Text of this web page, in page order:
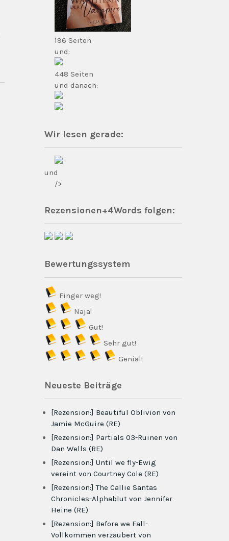
196 Seiten
und:
448 Seiten
und danach:
Wir lesen gerade:
und
/>
Rezensionen+4Words folgen:
Bewertungssystem
Finger weg!
Naja!
Gut!
Sehr gut!
Genial!
Neueste Beiträge
[Rezension:] Beautiful Oblivion von
Jamie McGuire (RE)
[Rezension:] Partials 03-Ruinen von
Dan Wells (RE)
[Rezension:] Until we fly-Ewig
vereint von Courtney Cole (RE)
[Rezension:] The Callie Santas
Chronicles-Alphablut von Jennifer
Heine (RE)
[Rezension:] Before we Fall-
Vollkommen verzaubert von